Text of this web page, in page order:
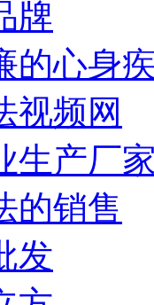
牌
的心身
视频网
生产厂
的销售
发